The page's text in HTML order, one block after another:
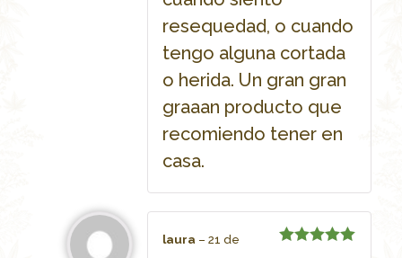
resequedad, o cuando
tengo alguna cortada
o herida. Un gran gran
graaan producto que
recomiendo tener en
casa.
laura – 21 de